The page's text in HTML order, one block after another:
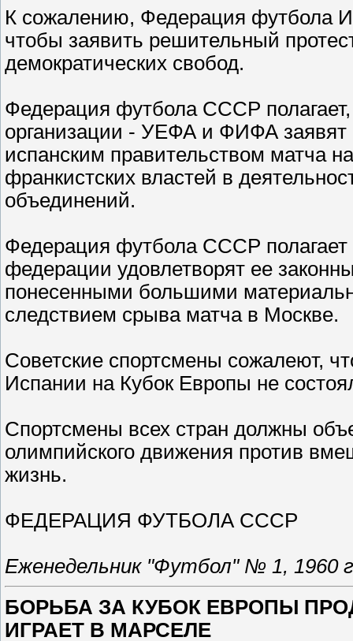
К сожалению, Федерация футбола
чтобы заявить решительный
демократических свобод.
Федерация футбола СССР
организации - УЕФА и ФИФА заявят
испанским правительством матча
франкистских властей в
объединений.
Федерация футбола СССР
федерации удовлетворят ее
понесенными большими
следствием срыва матча в Москве.
Советские спортсмены сожалеют,
Испании на Кубок Европы не
Cпортсмены всех стран должны
олимпийского движения против
жизнь.
ФЕДЕРАЦИЯ ФУТБОЛА СССР
Еженедельник "Футбол" № 1, 1960
БОРЬБА ЗА КУБОК ЕВРОПЫ
ИГРАЕТ В МАРСЕЛЕ